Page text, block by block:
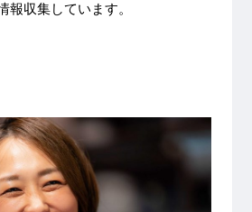
報収集しています。